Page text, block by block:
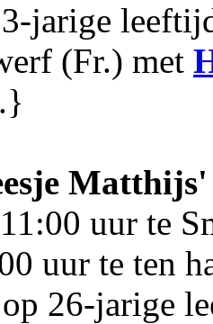
jarige
(Fr.) met
Matthijs'
uur te
uur te ten
26-jarige